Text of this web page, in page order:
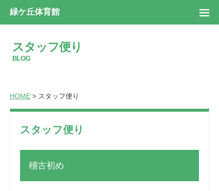
緑ケ丘体育館
スタッフ便り
BLOG
HOME > スタッフ便り
スタッフ便り
稽古初め